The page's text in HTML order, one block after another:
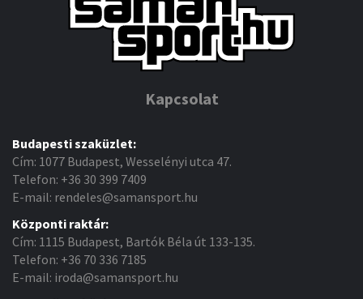
Kapcsolat
Budapesti szaküzlet:
Cím: 1077 Budapest, Wesselényi utca 47.
Telefon: +36 30 399 7409
E-mail: rendeles@samansport.hu
Központi raktár:
Cím: 1115 Budapest, Bartók Béla út 133-135.
Telefon: +36 70 336 7185
E-mail: iroda@samansport.hu